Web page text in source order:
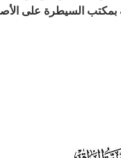
بمكتب السيطرة على